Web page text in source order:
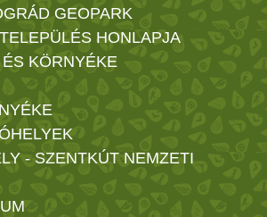
GEOPARK
HONLAPJA
KÖRNYÉKE
- SZENTKÚT NEMZETI